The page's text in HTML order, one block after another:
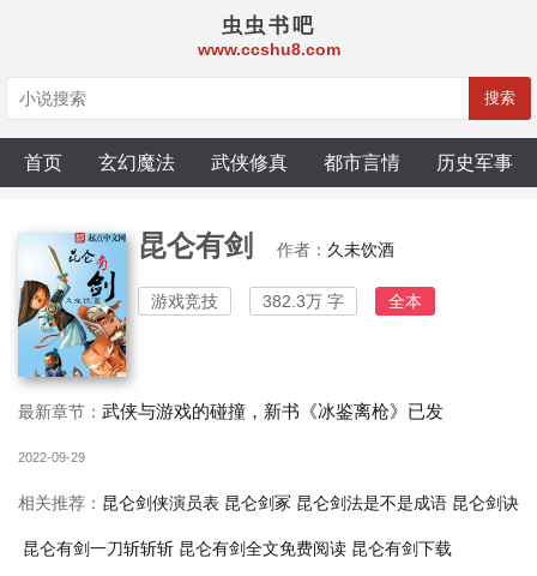
虫虫书吧
www.ccshu8.com
搜索
首页 玄幻魔法 武侠修真 都市言情 历史军事
昆仑有剑 作者： 久未饮酒
游戏竞技 382.3万 字 全本
最新章节： 武侠与游戏的碰撞，新书《冰鉴离枪》已发
2022-09-29
相关推荐： 昆仑剑侠演员表 昆仑剑冢 昆仑剑法是不是成语 昆仑剑诀
昆仑有剑一刀斩斩斩 昆仑有剑全文免费阅读 昆仑有剑下载